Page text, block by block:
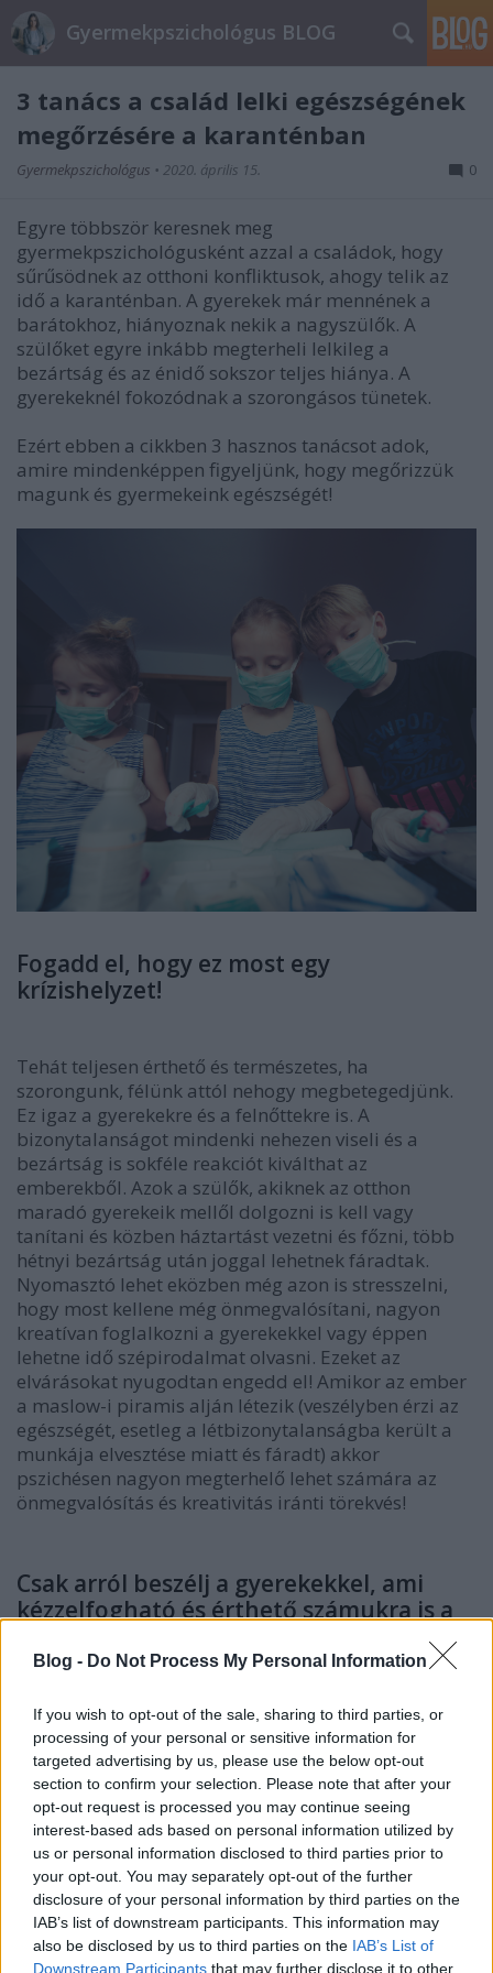
Blog - Do Not Process My Personal Information
If you wish to opt-out of the sale, sharing to third parties, or
processing of your personal or sensitive information for
targeted advertising by us, please use the below opt-out
section to confirm your selection. Please note that after your
opt-out request is processed you may continue seeing
interest-based ads based on personal information utilized by
us or personal information disclosed to third parties prior to
your opt-out. You may separately opt-out of the further
disclosure of your personal information by third parties on the
IAB’s list of downstream participants. This information may
also be disclosed by us to third parties on the IAB’s List of
Downstream Participants that may further disclose it to other
Gyermekpszichológus BLOG
3 tanács a család lelki egészségének
megőrzésére a karanténban
Gyermekpszichológus • 2020. április 15. 0
Egyre többször keresnek meg
gyermekpszichológusként azzal a családok, hogy
sűrűsödnek az otthoni konfliktusok, ahogy telik az
idő a karanténban. A gyerekek már mennének a
barátokhoz, hiányoznak nekik a nagyszülők. A
szülőket egyre inkább megterheli lelkileg a
bezártság és az énidő sokszor teljes hiánya. A
gyerekeknél fokozódnak a szorongásos tünetek.
Ezért ebben a cikkben 3 hasznos tanácsot adok,
amire mindenképpen figyeljünk, hogy megőrizzük
magunk és gyermekeink egészségét!
Fogadd el, hogy ez most egy
krízishelyzet!
Tehát teljesen érthető és természetes, ha
szorongunk, félünk attól nehogy megbetegedjünk.
Ez igaz a gyerekekre és a felnőttekre is. A
bizonytalanságot mindenki nehezen viseli és a
bezártság is sokféle reakciót kiválthat az
emberekből. Azok a szülők, akiknek az otthon
maradó gyerekeik mellől dolgozni is kell vagy
tanítani és közben háztartást vezetni és főzni, több
hétnyi bezártság után joggal lehetnek fáradtak.
Nyomasztó lehet eközben még azon is stresszelni,
hogy most kellene még önmegvalósítani, nagyon
kreatívan foglalkozni a gyerekekkel vagy éppen
lehetne idő szépirodalmat olvasni. Ezeket az
elvárásokat nyugodtan engedd el! Amikor az ember
a maslow-i piramis alján létezik (veszélyben érzi az
egészségét, esetleg a létbizonytalanságba került a
munkája elvesztése miatt és fáradt) akkor
pszichésen nagyon megterhelő lehet számára az
önmegvalósítás és kreativitás iránti törekvés!
Csak arról beszélj a gyerekekkel, ami
kézzelfogható és érthető számukra is a
Szülőként fontos tisztában lenni azzal, hogy a
gyermekek szorongásának számos jele lehet. Ilyenek
a rémálmok, a regressziós jegyek, a
viselkedésváltozás vagy a hangulati zavarok. Ebben
a jelen helyzetben mindig gondoljunk arra, hogy
vajon mennyire szoronghat a gyerek a vírustól, a
betegségektől vagy a haláltól.
Nem szabad őket folyamatosan a fertőzöttek és
halottak statisztikájával nyomasztani. Ugyanígy nem
szerencsés ha a kisebbeket túlzottan beavatjuk a